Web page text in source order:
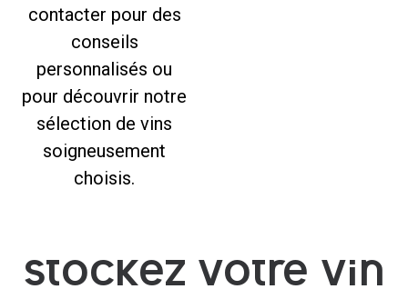
contacter pour des
conseils
personnalisés ou
pour découvrir notre
sélection de vins
soigneusement
choisis.
stockez votre vin